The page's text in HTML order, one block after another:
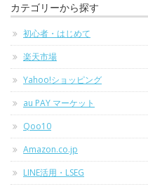
カテゴリーから探す
初心者・はじめて
楽天市場
Yahoo!ショッピング
au PAY マーケット
Qoo10
Amazon.co.jp
LINE活用・LSEG